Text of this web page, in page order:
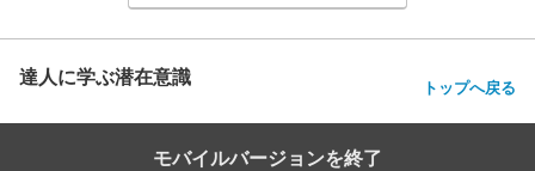
達人に学ぶ潜在意識 トップへ戻る
モバイルバージョンを終了